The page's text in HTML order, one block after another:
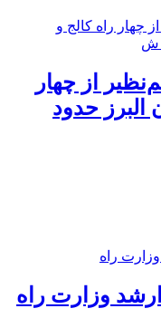
از چهار
البرز حدود
ارشد وزارت راه